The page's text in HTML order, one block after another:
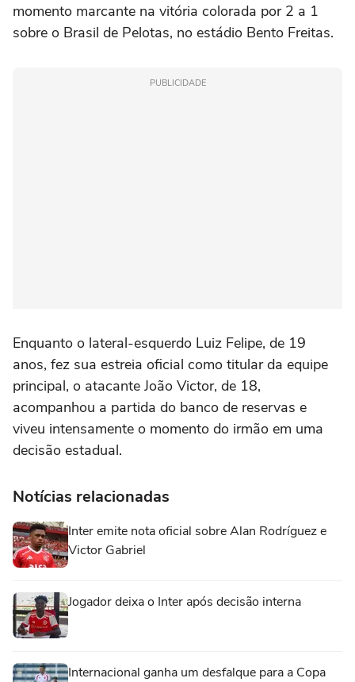
momento marcante na vitória colorada por 2 a 1
sobre o Brasil de Pelotas, no estádio Bento Freitas.
PUBLICIDADE
Enquanto o lateral-esquerdo Luiz Felipe, de 19
anos, fez sua estreia oficial como titular da equipe
principal, o atacante João Victor, de 18,
acompanhou a partida do banco de reservas e
viveu intensamente o momento do irmão em uma
decisão estadual.
Notícias relacionadas
Inter emite nota oficial sobre Alan Rodríguez e
Victor Gabriel
Jogador deixa o Inter após decisão interna
Internacional ganha um desfalque para a Copa